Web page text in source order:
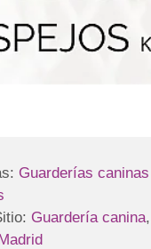
Guarderías
Guardería canina,